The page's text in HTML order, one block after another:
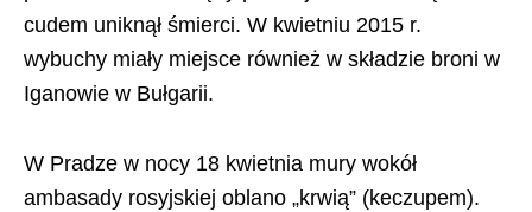
cudem uniknął śmierci. W kwietniu 2015 r.
wybuchy miały miejsce również w składzie broni w
Iganowie w Bułgarii.
W Pradze w nocy 18 kwietnia mury wokół
ambasady rosyjskiej oblano „krwią” (keczupem).